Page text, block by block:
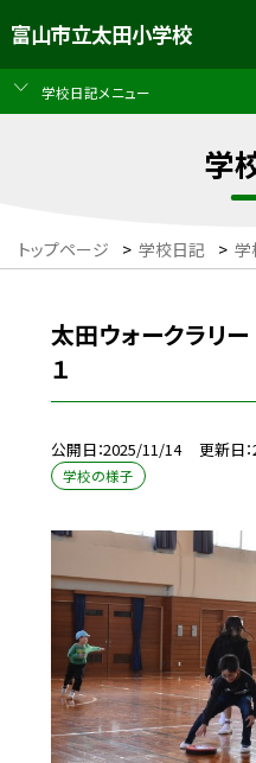
富山市立太田小学校
学校日記メニュー
学
トップページ > 学校日記 > 学
太田ウォークラリ
１
公開日 2025/11/14 更新日
学校の様子